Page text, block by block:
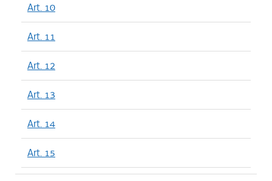
Art. 10
Art. 11
Art. 12
Art. 13
Art. 14
Art. 15